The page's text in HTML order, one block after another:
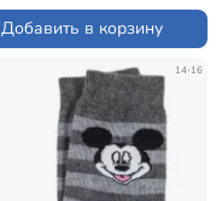
Добавить в корзину
14-16